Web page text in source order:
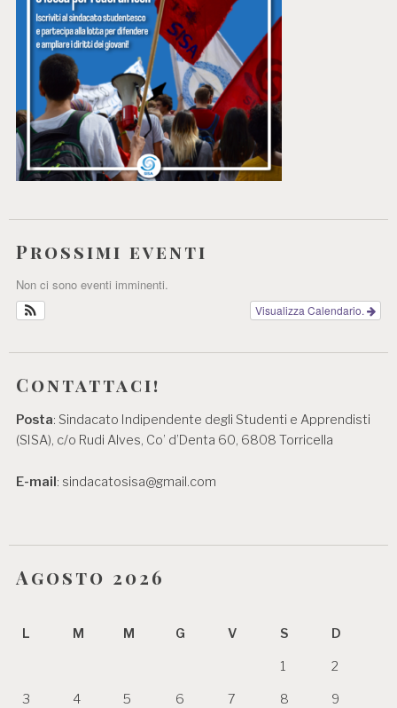
Prossimi eventi
Non ci sono eventi imminenti.
Visualizza Calendario.
Contattaci!
Posta: Sindacato Indipendente degli Studenti e Apprendisti
(SISA), c/o Rudi Alves, Co’ d’Denta 60, 6808 Torricella
E-mail: sindacatosisa@gmail.com
Agosto 2026
L M M G V S D
1 2
3 4 5 6 7 8 9